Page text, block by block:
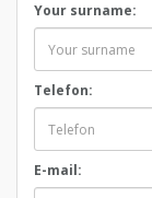
Your surname:
Telefon:
E-mail: